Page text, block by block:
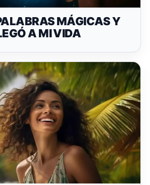
MÁGICAS Y
A MI VIDA